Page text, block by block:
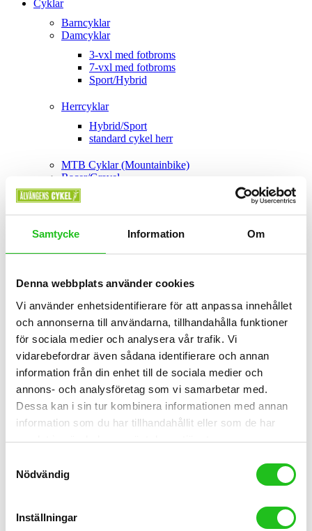
Samtycke Information Om
Denna webbplats använder cookies
Vi använder enhetsidentifierare för att anpassa innehållet
och annonserna till användarna, tillhandahålla funktioner
för sociala medier och analysera vår trafik. Vi
vidarebefordrar även sådana identifierare och annan
information från din enhet till de sociala medier och
annons- och analysföretag som vi samarbetar med.
Dessa kan i sin tur kombinera informationen med annan
information som du har tillhandahållit eller som de har
samlat in när du har använt deras tjänster.
Nödvändig
Inställningar
Cyklar
Barncyklar
Damcyklar
3-vxl med fotbroms
7-vxl med fotbroms
Sport/Hybrid
Herrcyklar
Hybrid/Sport
standard cykel herr
MTB Cyklar (Mountainbike)
Racer/Gravel
Elcyklar
Cykeltillbehör
Bianchi tillbehör
Cykelhjälmar
Cykelkläder
Handskar
Jackor
Tröjor
Komponenter/Reservdelar